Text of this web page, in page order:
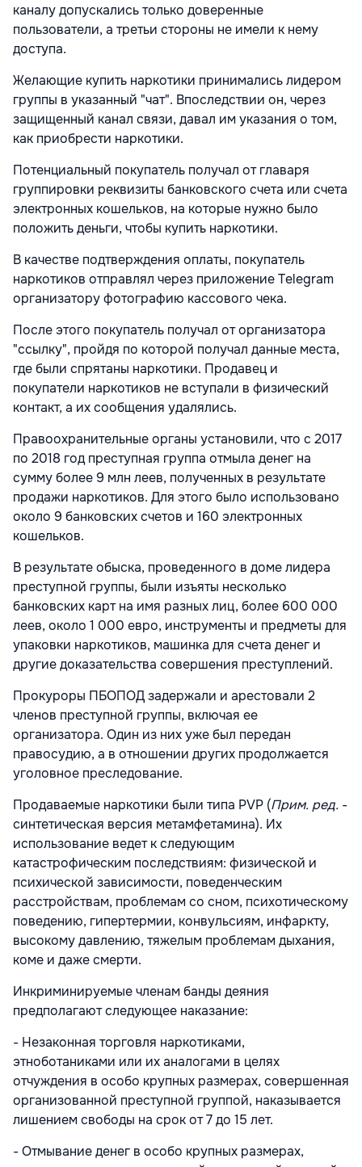
каналу допускались только доверенные
пользователи, а третьи стороны не имели к нему
доступа.
Желающие купить наркотики принимались лидером
группы в указанный "чат". Впоследствии он, через
защищенный канал связи, давал им указания о том,
как приобрести наркотики.
Потенциальный покупатель получал от главаря
группировки реквизиты банковского счета или счета
электронных кошельков, на которые нужно было
положить деньги, чтобы купить наркотики.
В качестве подтверждения оплаты, покупатель
наркотиков отправлял через приложение Telegram
организатору фотографию кассового чека.
После этого покупатель получал от организатора
"ссылку", пройдя по которой получал данные места,
где были спрятаны наркотики. Продавец и
покупатели наркотиков не вступали в физический
контакт, а их сообщения удалялись.
Правоохранительные органы установили, что с 2017
по 2018 год преступная группа отмыла денег на
сумму более 9 млн леев, полученных в результате
продажи наркотиков. Для этого было использовано
около 9 банковских счетов и 160 электронных
кошельков.
В результате обыска, проведенного в доме лидера
преступной группы, были изъяты несколько
банковских карт на имя разных лиц, более 600 000
леев, около 1 000 евро, инструменты и предметы для
упаковки наркотиков, машинка для счета денег и
другие доказательства совершения преступлений.
Прокуроры ПБОПОД задержали и арестовали 2
членов преступной группы, включая ее
организатора. Один из них уже был передан
правосудию, а в отношении других продолжается
уголовное преследование.
Продаваемые наркотики были типа PVP (Прим. ред. -
синтетическая версия метамфетамина). Их
использование ведет к следующим
катастрофическим последствиям: физической и
психической зависимости, поведенческим
расстройствам, проблемам со сном, психотическому
поведению, гипертермии, конвульсиям, инфаркту,
высокому давлению, тяжелым проблемам дыхания,
коме и даже смерти.
Инкриминируемые членам банды деяния
предполагают следующее наказание:
- Незаконная торговля наркотиками,
этноботаниками или их аналогами в целях
отчуждения в особо крупных размерах, совершенная
организованной преступной группой, наказывается
лишением свободы на срок от 7 до 15 лет.
- Отмывание денег в особо крупных размерах,